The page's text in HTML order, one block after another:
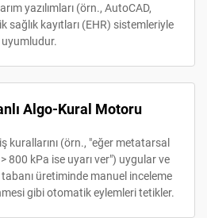
yazılımları (örn., AutoCAD,
sağlık kayıtları (EHR) sistemleriyle
uyumludur.
Algo-Kural Motoru
kurallarını (örn., "eğer metatarsal
800 kPa ise uyarı ver") uygular ve
üretiminde manuel inceleme
gibi otomatik eylemleri tetikler.